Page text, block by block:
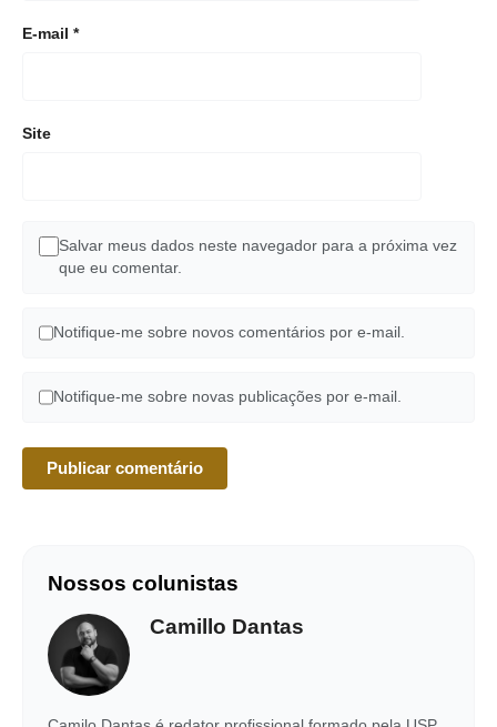
E-mail *
Site
Salvar meus dados neste navegador para a próxima vez
que eu comentar.
Notifique-me sobre novos comentários por e-mail.
Notifique-me sobre novas publicações por e-mail.
Nossos colunistas
Camillo Dantas